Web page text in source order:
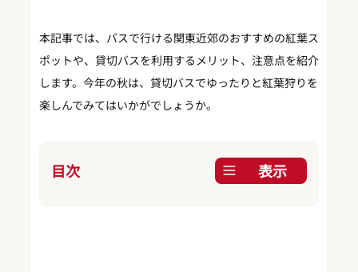
本記事では、バスで行ける関東近郊のおすすめの紅葉ス
ポットや、貸切バスを利用するメリット、注意点を紹介
します。今年の秋は、貸切バスでゆったりと紅葉狩りを
楽しんでみてはいかがでしょうか。
目次 表示